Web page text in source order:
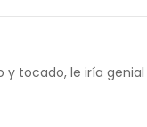
tocado, le iría